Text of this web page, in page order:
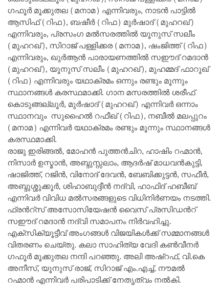
ഗഫൂര്‍ മൂക്കുതല (മനാമ) എന്നിവരും, നാടന്‍ പാട്ടില്‍
ആസിഫ് (റിഫ), ബഷീര്‍ (റിഫ) മുര്‍ഷാദ് (മുഹറഖ്)
എന്നിവരും, പ്രസംഗ മല്‍സരത്തില്‍ യൂനുസ് സലീം
(മുഹറഖ്), സിറാജ് പള്ളിക്കര (മനാമ), ഷംജിത്ത് (റിഫ)
എന്നിവരും, ഖുര്‍ആന്‍ പാരായണത്തില്‍ സഈദ് റമദാന്‍
(മുഹറഖ്), യൂനുസ് സലീം (മുഹറഖ്), മുഹമ്മദ് ഫാറൂഖ്
(റിഫ) എന്നിവരും യഥാക്രമം ഒന്നും രണ്ടും മൂന്നും
സ്ഥാനങ്ങള്‍ കരസ്ഥമാക്കി. ഗാന മസരത്തില്‍ ശരീഫ്
കൊടുങ്ങല്ലൂര്‍, മുര്‍ഷാദ് (മുഹറഖ്) എന്നിവര്‍ ഒന്നാം
സ്ഥാനവും സുഹൈല്‍ റഫീഖ് (റിഫ), നബീല്‍ മലപ്പുറം
(മനാമ) എന്നിവര്‍ യഥാക്രമം രണ്ടും മൂന്നും സ്ഥാനങ്ങള്‍
കരസ്ഥമാക്കി.
രാജു ഇരിങ്ങല്‍, മോഹന്‍ പുത്തന്‍ചിറ, ഹാഷിം റഹ്മാന്‍,
നിസാര്‍ ഉസ്മാന്‍, അബ്ദുസ്സലാം, ആദര്‍ഷ് മാധവന്‍കുട്ടി,
ഷാജിത്ത്, റജിന്‍, വിനോദ് ദേവന്‍, ബേബിക്കുട്ടന്‍, സഫീര്‍,
അബ്ദുശ്ശുക്കൂര്‍, ശിഹാബുദ്ദീന്‍ നദ്വി, ഹാഫിദ് ഹബീബ്
എന്നിവര്‍ വിവിധ മല്‍സരങ്ങളുടെ വിധിനിര്‍ണയം നടത്തി.
ഫ്രന്‍റ്സ് അസോസിയേഷന്‍ വൈസ് പ്രസിഡന്‍റ്
സഈദ് റമദാന്‍ നദ്വി സമാപനം നിര്‍വഹിച്ചു.
എക്സിക്യൂട്ടീവ് അംഗങ്ങള്‍ വിജയികള്‍ക്ക് സമ്മാനങ്ങള്‍
വിതരണം ചെയ്തു. കലാ സാഹിത്യ വേദി കണ്‍വീനര്‍
ഗഫൂര്‍ മൂക്കുതല നന്ദി പറഞ്ഞു. അലി അഷ്റഫ്, വി.കെ
അനീസ്, യൂനുസ് രാജ്, സിറാജ് എം.എച്ച്, നൗമല്‍
റഹ്മാന്‍ എന്നിവര്‍ പരിപാടിക്ക് നേതൃത്വം നല്‍കി.